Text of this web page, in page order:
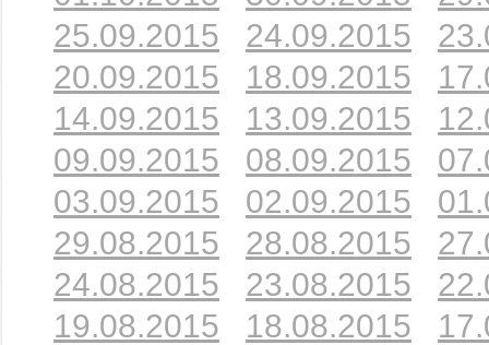
25.09.2015
24.09.2015
20.09.2015
18.09.2015
14.09.2015
13.09.2015
09.09.2015
08.09.2015
03.09.2015
02.09.2015
29.08.2015
28.08.2015
24.08.2015
23.08.2015
19.08.2015
18.08.2015